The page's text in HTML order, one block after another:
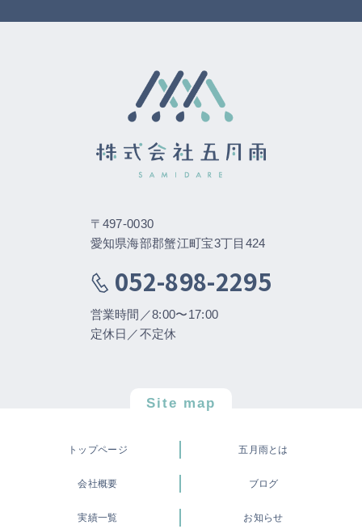
〒497-0030
愛知県海部郡蟹江町宝3丁目424
052-898-2295
営業時間／8:00〜17:00
定休日／不定休
Site map
トップページ 五月雨とは
会社概要 ブログ
実績一覧 お知らせ